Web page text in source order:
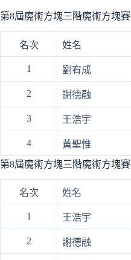
第8屆魔術方塊三階魔術方塊
名次 姓名
1 劉宥成
2 謝德融
3 王浩宇
4 黃聖惟
第8屆魔術方塊三階魔術方塊
名次 姓名
1 王浩宇
2 謝德融